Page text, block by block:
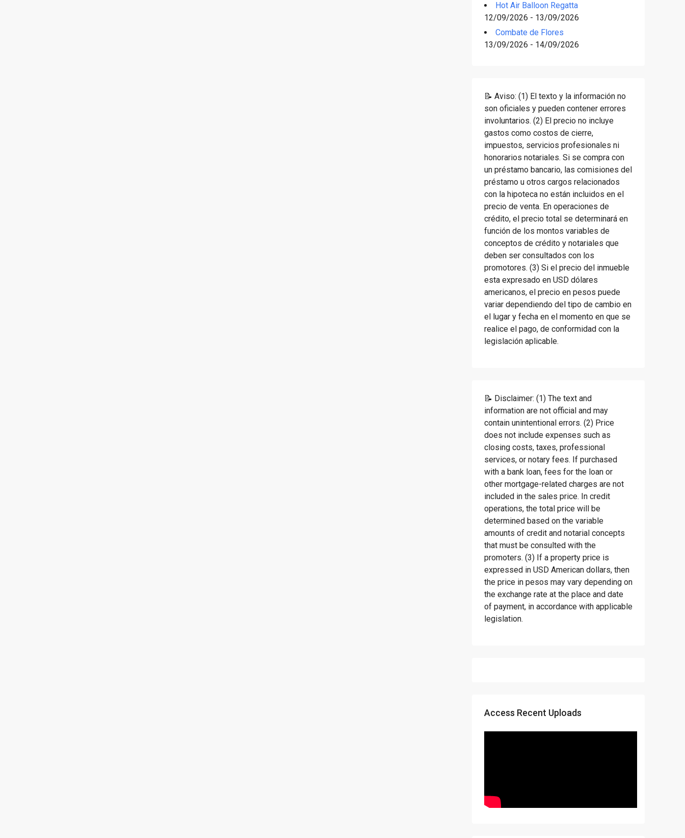
Hot Air Balloon Regatta
12/09/2026 - 13/09/2026
Combate de Flores
13/09/2026 - 14/09/2026
📝 Aviso: (1) El texto y la información no
son oficiales y pueden contener errores
involuntarios. (2) El precio no incluye
gastos como costos de cierre,
impuestos, servicios profesionales ni
honorarios notariales. Si se compra con
un préstamo bancario, las comisiones del
préstamo u otros cargos relacionados
con la hipoteca no están incluidos en el
precio de venta. En operaciones de
crédito, el precio total se determinará en
función de los montos variables de
conceptos de crédito y notariales que
deben ser consultados con los
promotores. (3) Si el precio del inmueble
esta expresado en USD dólares
americanos, el precio en pesos puede
variar dependiendo del tipo de cambio en
el lugar y fecha en el momento en que se
realice el pago, de conformidad con la
legislación aplicable.
📝 Disclaimer: (1) The text and
information are not official and may
contain unintentional errors. (2) Price
does not include expenses such as
closing costs, taxes, professional
services, or notary fees. If purchased
with a bank loan, fees for the loan or
other mortgage-related charges are not
included in the sales price. In credit
operations, the total price will be
determined based on the variable
amounts of credit and notarial concepts
that must be consulted with the
promoters. (3) If a property price is
expressed in USD American dollars, then
the price in pesos may vary depending on
the exchange rate at the place and date
of payment, in accordance with applicable
legislation.
Access Recent Uploads